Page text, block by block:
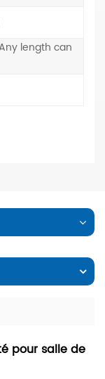
length can
pour salle de